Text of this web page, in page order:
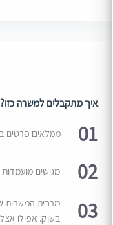
איך מתקבלים למשרה כזו?
01 ממלאים פרטים
02 מגישים
03
מרבית המשרות
בשוק. אפילו